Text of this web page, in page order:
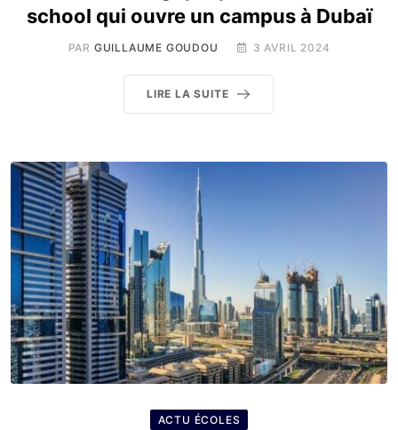
school qui ouvre un campus à Dubaï
PAR GUILLAUME GOUDOU 3 AVRIL 2024
LIRE LA SUITE
ACTU ÉCOLES